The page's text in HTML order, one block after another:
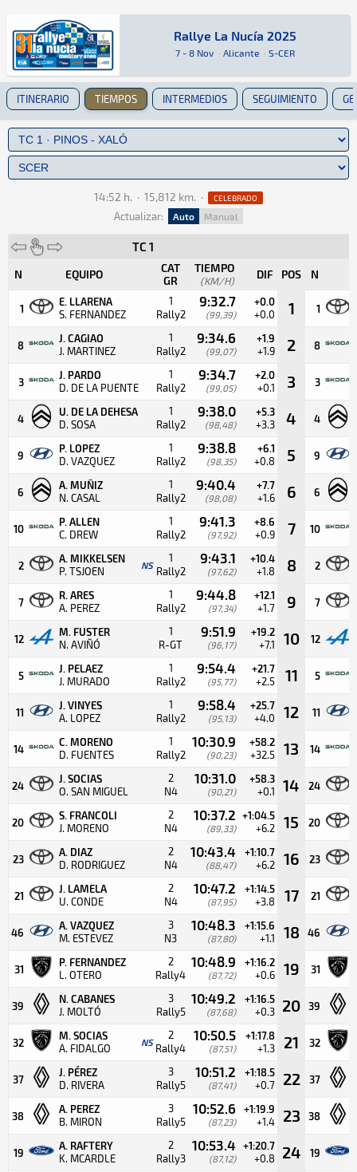
Rallye La Nucía 2025
Rallye La Nucía 2025
7 - 8 Nov · Alicante · S-CER
Rally · Rallye La Nucía 2025 · S-CER: Aquí
Alicante
ITINERARIO TIEMPOS INTERMEDIOS SEGUIMIENTO
14:52 h. · 15,812 km. · CELEBRADO
Actualizar: Auto Manual
TC 1
N EQUIPO
CAT
GR
TIEMPO
(KM/H) DIF POS N
1
E. LLARENA
S. FERNANDEZ
1
Rally2
9:32.7
(99,39)
+0.0
+0.0 1 1
8
J. CAGIAO
J. MARTINEZ
1
Rally2
9:34.6
(99,07)
+1.9
+1.9 2 8
3
J. PARDO
D. DE LA PUENTE
1
Rally2
9:34.7
(99,05)
+2.0
+0.1 3 3
4
U. DE LA DEHESA
D. SOSA
1
Rally2
9:38.0
(98,48)
+5.3
+3.3 4 4
9
P. LOPEZ
D. VAZQUEZ
1
Rally2
9:38.8
(98,35)
+6.1
+0.8 5 9
6
A. MUÑIZ
N. CASAL
1
Rally2
9:40.4
(98,08)
+7.7
+1.6 6 6
10
P. ALLEN
C. DREW
1
Rally2
9:41.3
(97,92)
+8.6
+0.9 7 10
2
A. MIKKELSEN
P. TSJOEN NS
1
Rally2
9:43.1
(97,62)
+10.4
+1.8 8 2
7
R. ARES
A. PEREZ
1
Rally2
9:44.8
(97,34)
+12.1
+1.7 9 7
12
M. FUSTER
N. AVIÑÓ
1
R-GT
9:51.9
(96,17)
+19.2
+7.1 10 12
5
J. PELAEZ
J. MURADO
1
Rally2
9:54.4
(95,77)
+21.7
+2.5 11 5
11
J. VINYES
A. LOPEZ
1
Rally2
9:58.4
(95,13)
+25.7
+4.0 12 11
14
C. MORENO
D. FUENTES
1
Rally2
10:30.9
(90,23)
+58.2
+32.5 13 14
24
J. SOCIAS
O. SAN MIGUEL
2
N4
10:31.0
(90,21)
+58.3
+0.1 14 24
20
S. FRANCOLI
J. MORENO
2
N4
10:37.2
(89,33)
+1:04.5
+6.2 15 20
23
A. DIAZ
D. RODRIGUEZ
2
N4
10:43.4
(88,47)
+1:10.7
+6.2 16 23
21
J. LAMELA
U. CONDE
2
N4
10:47.2
(87,95)
+1:14.5
+3.8 17 21
46
A. VAZQUEZ
M. ESTEVEZ
3
N3
10:48.3
(87,80)
+1:15.6
+1.1 18 46
31
P. FERNANDEZ
L. OTERO
2
Rally4
10:48.9
(87,72)
+1:16.2
+0.6 19 31
39
N. CABANES
J. MOLTÓ
3
Rally5
10:49.2
(87,68)
+1:16.5
+0.3 20 39
32
M. SOCIAS
A. FIDALGO NS
2
Rally4
10:50.5
(87,51)
+1:17.8
+1.3 21 32
37
J. PÉREZ
D. RIVERA
3
Rally5
10:51.2
(87,41)
+1:18.5
+0.7 22 37
38
A. PEREZ
B. MIRON
3
Rally5
10:52.6
(87,23)
+1:19.9
+1.4 23 38
19
A. RAFTERY
K. MCARDLE
2
Rally3
10:53.4
(87,12)
+1:20.7
+0.8 24 19